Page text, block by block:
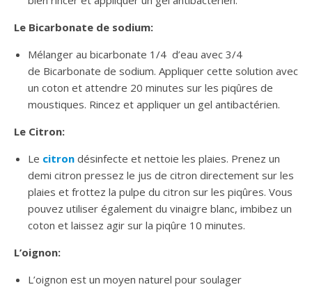
Le Bicarbonate de sodium:
Mélanger au bicarbonate 1/4 d’eau avec 3/4
de Bicarbonate de sodium. Appliquer cette solution avec
un coton et attendre 20 minutes sur les piqûres de
moustiques. Rincez et appliquer un gel antibactérien.
Le Citron:
Le citron désinfecte et nettoie les plaies. Prenez un
demi citron pressez le jus de citron directement sur les
plaies et frottez la pulpe du citron sur les piqûres. Vous
pouvez utiliser également du vinaigre blanc, imbibez un
coton et laissez agir sur la piqûre 10 minutes.
L’oignon:
L’oignon est un moyen naturel pour soulager